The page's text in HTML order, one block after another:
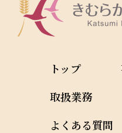
トップ
取扱業務
よくある質問